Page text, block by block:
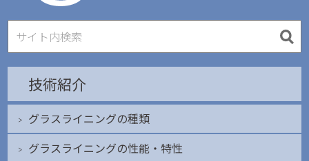
技術紹介
グラスライニングの種類
グラスライニングの性能・特性